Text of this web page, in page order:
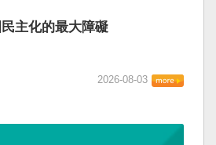
主化的最大障礙
2026-08-03